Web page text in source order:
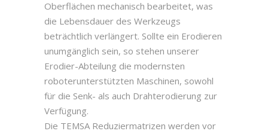
Oberflächen mechanisch bearbeitet, was
die Lebensdauer des Werkzeugs
beträchtlich verlängert. Sollte ein Erodieren
unumgänglich sein, so stehen unserer
Erodier-Abteilung die modernsten
roboterunterstützten Maschinen, sowohl
für die Senk- als auch Drahterodierung zur
Verfügung.
Die TEMSA Reduziermatrizen werden vor